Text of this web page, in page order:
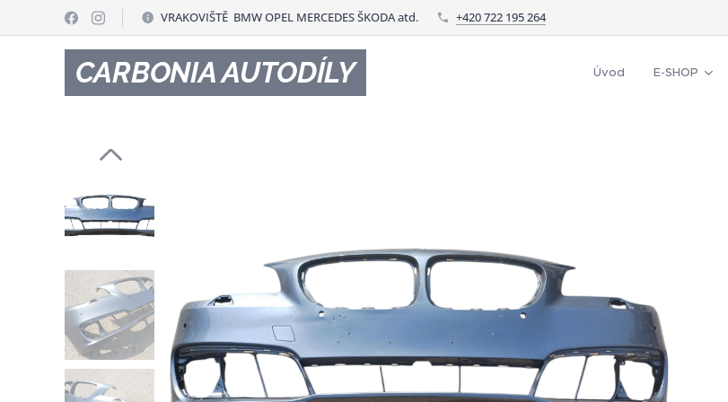
VRAKOVIŠTĚ BMW OPEL MERCEDES ŠKODA atd. +420 722 195 264
CARBONIA AUTODÍLY Úvod E-SHOP